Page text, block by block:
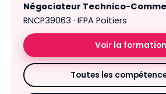
Négociateur Technico-
RNCP39063 · IFPA Poitiers
Voir la formation
Toutes les